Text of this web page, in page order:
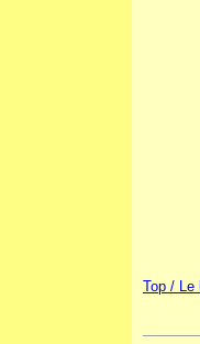
Top / Le